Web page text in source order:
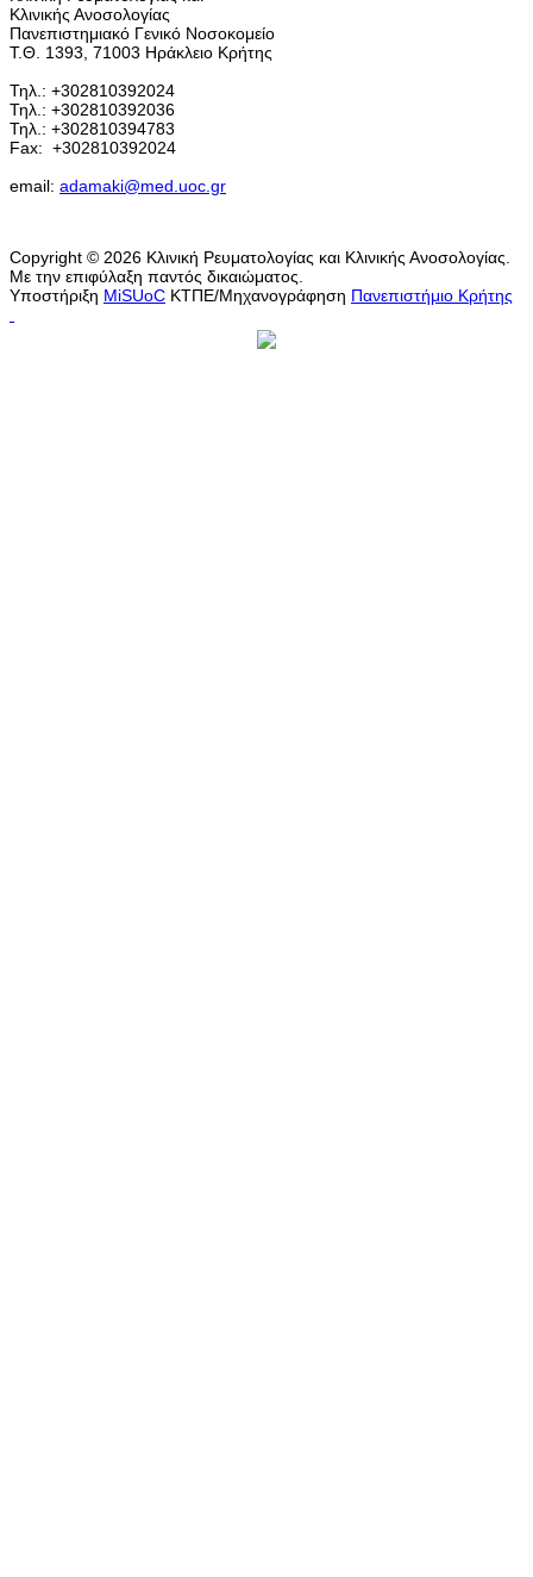
Κλινικής Ανοσολογίας
Πανεπιστημιακό Γενικό Νοσοκομείο
Τ.Θ. 1393, 71003 Ηράκλειο Κρήτης
Τηλ.: +302810392024
Τηλ.: +302810392036
Τηλ.: +302810394783
Fax: +302810392024
email: adamaki@med.uoc.gr
Copyright © 2026 Κλινική Ρευματολογίας και Κλινικής Ανοσολογίας.
Με την επιφύλαξη παντός δικαιώματος.
Υποστήριξη MiSUoC ΚΤΠΕ/Μηχανογράφηση Πανεπιστήμιο Κρήτης